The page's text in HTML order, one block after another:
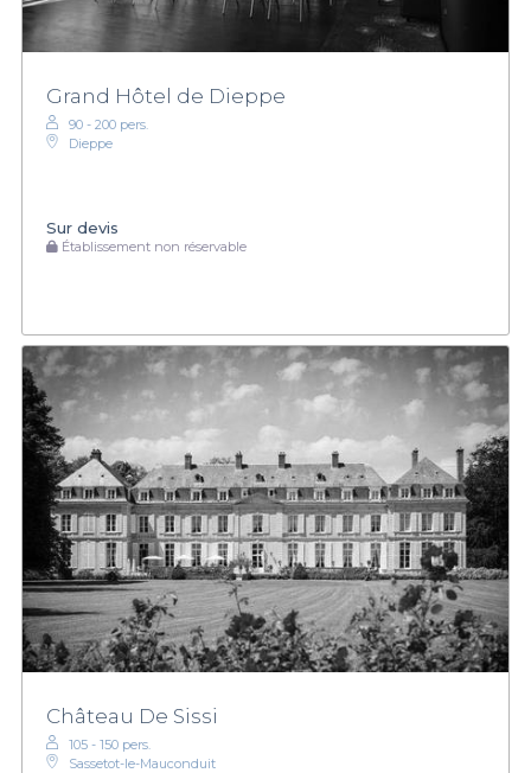
Grand Hôtel de Dieppe
90 - 200 pers.
Dieppe
Sur devis
Établissement non réservable
Château De Sissi
105 - 150 pers.
Sassetot-le-Mauconduit